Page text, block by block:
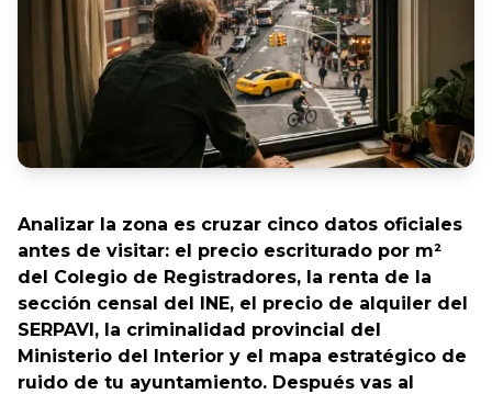
Analizar la zona es cruzar cinco datos oficiales
antes de visitar: el precio escriturado por m²
del Colegio de Registradores, la renta de la
sección censal del INE, el precio de alquiler del
SERPAVI, la criminalidad provincial del
Ministerio del Interior y el mapa estratégico de
ruido de tu ayuntamiento. Después vas al